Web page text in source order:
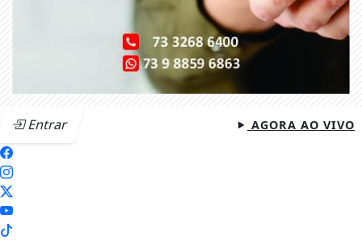
Entrar AGORA AO VIVO